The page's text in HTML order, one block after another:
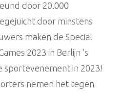
door 20.000
door minstens
maken de Special
2023 in Berlijn ’s
in 2023!
nemen het tegen